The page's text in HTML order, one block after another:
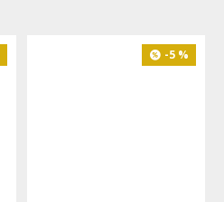
-5 %